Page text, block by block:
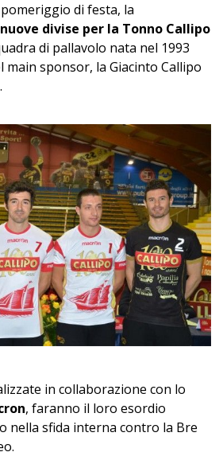
di festa, la
nuove divise per la Tonno Callipo
di pallavolo nata nel 1993
main sponsor, la Giacinto Callipo
in collaborazione con lo
, faranno il loro esordio
nella sfida interna contro la Bre